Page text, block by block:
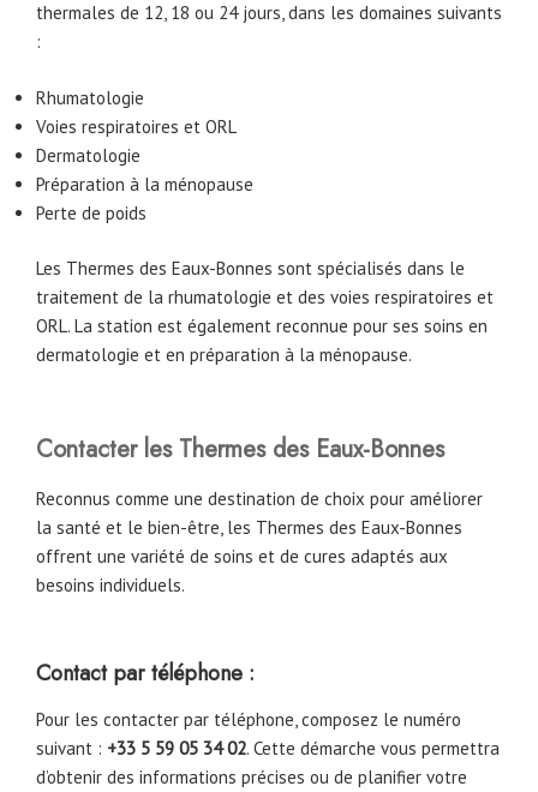
thermales de 12, 18 ou 24 jours, dans les domaines suivants
:
Rhumatologie
Voies respiratoires et ORL
Dermatologie
Préparation à la ménopause
Perte de poids
Les Thermes des Eaux-Bonnes sont spécialisés dans le
traitement de la rhumatologie et des voies respiratoires et
ORL. La station est également reconnue pour ses soins en
dermatologie et en préparation à la ménopause.
Contacter les Thermes des Eaux-Bonnes
Reconnus comme une destination de choix pour améliorer
la santé et le bien-être, les Thermes des Eaux-Bonnes
offrent une variété de soins et de cures adaptés aux
besoins individuels.
Contact par téléphone :
Pour les contacter par téléphone, composez le numéro
suivant : +33 5 59 05 34 02. Cette démarche vous permettra
d’obtenir des informations précises ou de planifier votre